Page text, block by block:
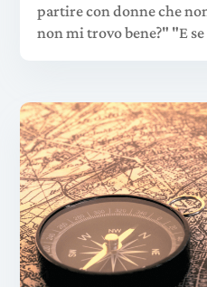
partire con donne che
non mi trovo bene?" "E